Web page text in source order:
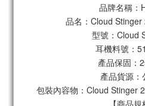
品牌名稱：
品名：Cloud
型號：Cloud
耳機料號：
產品保固：
產品貨源：
包裝內容物：Cloud Stinger
【商品規